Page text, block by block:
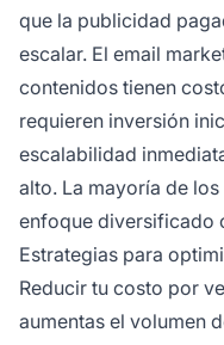
que la publicidad
escalar. El email
contenidos tienen
requieren inversión
escalabilidad
alto. La mayoría de
enfoque diversificado
Estrategias para
Reducir tu costo por
aumentas el volumen